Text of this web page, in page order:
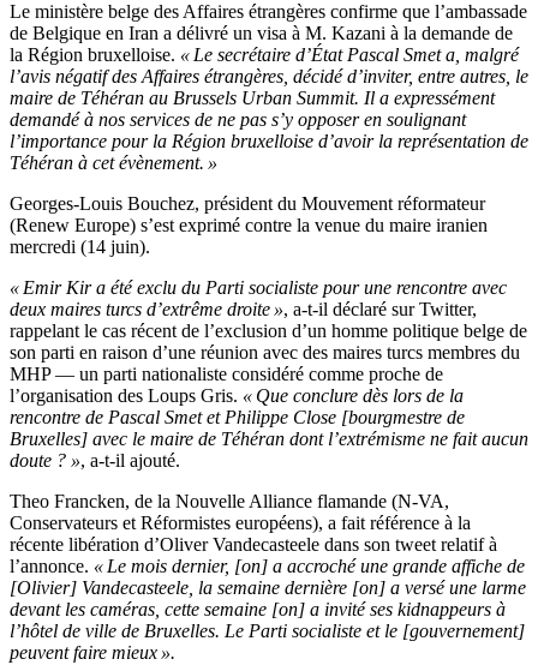
Le ministère belge des Affaires étrangères confirme que l’ambassade
de Belgique en Iran a délivré un visa à M. Kazani à la demande de
la Région bruxelloise. « Le secrétaire d’État Pascal Smet a, malgré
l’avis négatif des Affaires étrangères, décidé d’inviter, entre autres, le
maire de Téhéran au Brussels Urban Summit. Il a expressément
demandé à nos services de ne pas s’y opposer en soulignant
l’importance pour la Région bruxelloise d’avoir la représentation de
Téhéran à cet évènement. »
Georges-Louis Bouchez, président du Mouvement réformateur
(Renew Europe) s’est exprimé contre la venue du maire iranien
mercredi (14 juin).
« Emir Kir a été exclu du Parti socialiste pour une rencontre avec
deux maires turcs d’extrême droite », a-t-il déclaré sur Twitter,
rappelant le cas récent de l’exclusion d’un homme politique belge de
son parti en raison d’une réunion avec des maires turcs membres du
MHP — un parti nationaliste considéré comme proche de
l’organisation des Loups Gris. « Que conclure dès lors de la
rencontre de Pascal Smet et Philippe Close [bourgmestre de
Bruxelles] avec le maire de Téhéran dont l’extrémisme ne fait aucun
doute ? », a-t-il ajouté.
Theo Francken, de la Nouvelle Alliance flamande (N-VA,
Conservateurs et Réformistes européens), a fait référence à la
récente libération d’Oliver Vandecasteele dans son tweet relatif à
l’annonce. « Le mois dernier, [on] a accroché une grande affiche de
[Olivier] Vandecasteele, la semaine dernière [on] a versé une larme
devant les caméras, cette semaine [on] a invité ses kidnappeurs à
l’hôtel de ville de Bruxelles. Le Parti socialiste et le [gouvernement]
peuvent faire mieux ».